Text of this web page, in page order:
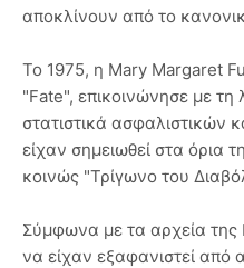
αποκλίνουν από το
Το 1975, η Mary Margaret
"Fate", επικοινώνησε με τη
στατιστικά
είχαν σημειωθεί στα όρια
κοινώς "Τρίγωνο του
Σύμφωνα με τα αρχεία
να είχαν εξαφανιστεί